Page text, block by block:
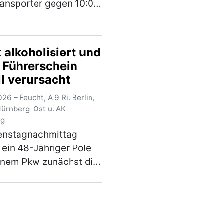
gegen 10:00
bog ein vor ihm
Richtung
(mehr)
alkoholisiert und
verursacht
– Feucht, A 9 Ri. Berlin,
Ost u. AK
48-Jähriger Pole
Pkw zunächst die